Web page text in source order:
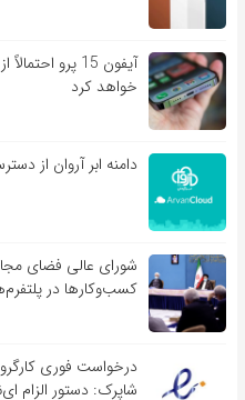
خواهد کرد
دامنه ابر آروان از
کسب‌و‌کارها در
درخواست فوری
شاپرک: دستور الزام